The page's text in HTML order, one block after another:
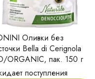
Оливки без
Bella di Cerignola
ORGANIC, пак. 150 г
поступления